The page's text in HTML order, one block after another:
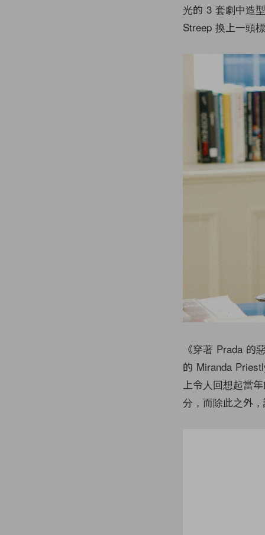
光的 3 套劇中造
Streep 換上一頭
《穿著 Prada 的
的 Miranda
上令人回想起當
分，而除此之外